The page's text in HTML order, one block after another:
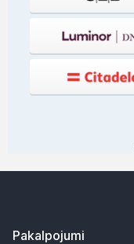
Pakalpojumi